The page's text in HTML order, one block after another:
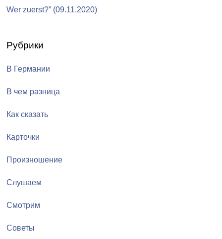
Wer zuerst?” (09.11.2020)
Рубрики
В Германии
В чем разница
Как сказать
Карточки
Произношение
Слушаем
Смотрим
Советы